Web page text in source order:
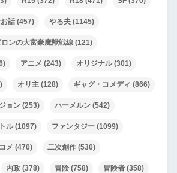
話 (457) やる夫 (1145)
ンの大富豪魔獣戦線 (121)
アニメ (243) オリジナル(301)
オリ主 (128) ギャグ・コメディ (866)
ョン (253) ハーメルン (542)
ル(1097) ファンタジー (1099)
メ (470) 二次創作 (530)
内政 (378) 冒険 (758) 冒険者 (358)